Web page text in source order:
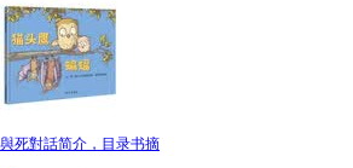
與死對話简介，目录书摘